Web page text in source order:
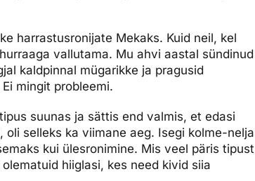
harrastusronijate Mekaks. Kuid neil, kel
vallutama. Mu ahvi aastal sündinud
kaldpinnal mügarikke ja pragusid
mingit probleemi.
suunas ja sättis end valmis, et edasi
selleks ka viimane aeg. Isegi kolme-nelja
kui ülesronimine. Mis veel päris tipust
hiiglasi, kes need kivid siia